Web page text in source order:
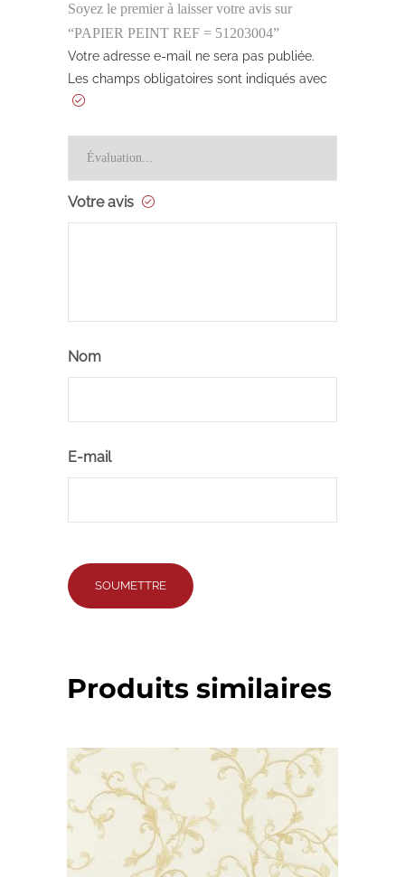
Soyez le premier à laisser votre avis sur
“PAPIER PEINT REF = 51203004”
Votre adresse e-mail ne sera pas publiée.
Les champs obligatoires sont indiqués avec
Votre avis
Nom
E-mail
Produits similaires